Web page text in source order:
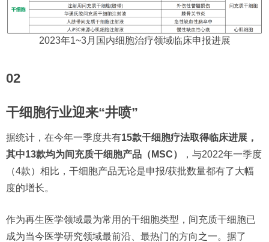
2023年1~3月国内细胞治疗领域临床申报进展
02
干细胞行业迎来“井喷”
据统计，在今年一季度共有15款干细胞疗法取得临床进展，
其中13款均为间充质干细胞产品（MSC）
，与2022年一季度
（4款）相比，干细胞产品无论是申报/获批数量都有了大幅
度的增长。
作为再生医学领域最为常用的干细胞类型，间充质干细胞已
成为当今医学研究领域最前沿、最热门的方向之一。据了